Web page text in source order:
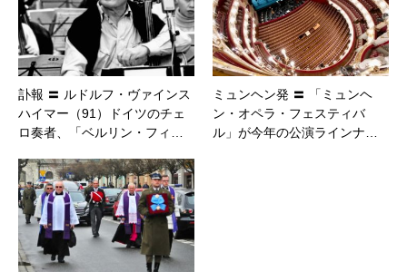
訃報 〓 ルドルフ・ヴァインス
ハイマー（91）ドイツのチェ
ロ奏者、「ベルリン・フィ…
ミュンヘン発 〓 「ミュンヘ
ン・オペラ・フェスティバ
ル」が今年の公演ラインナ…